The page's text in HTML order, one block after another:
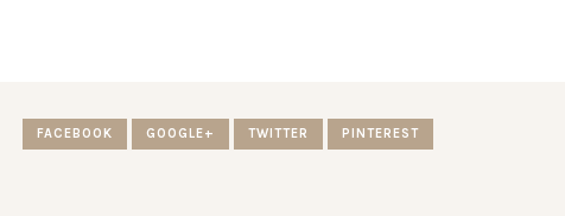
FACEBOOK GOOGLE+ TWITTER PINTEREST